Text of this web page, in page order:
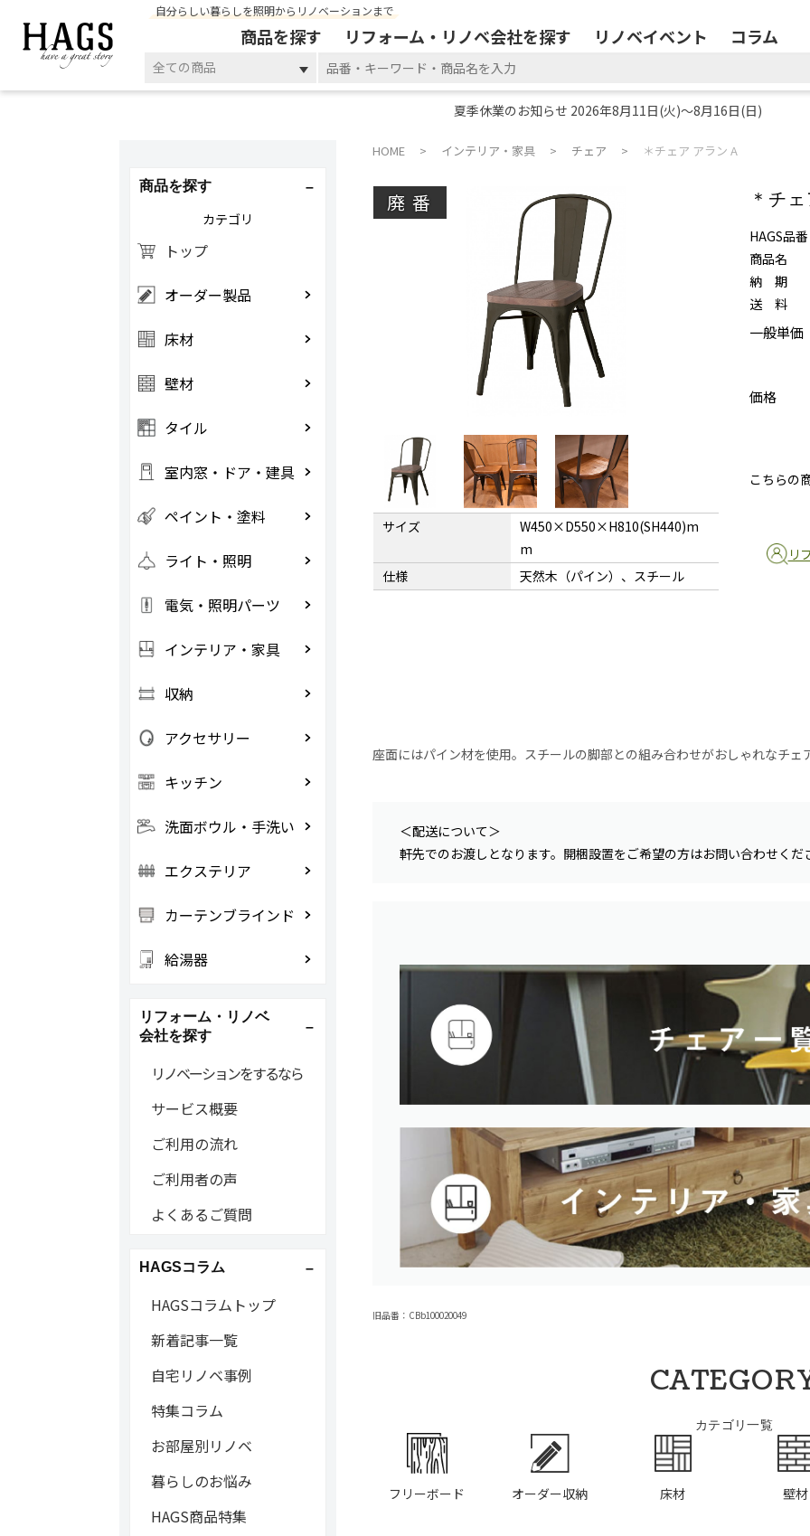
自分らしい暮らしを照明からリノベーションまで
商品を探す リフォーム・リノベ会社を探す リノベイベント コラム
全ての商品
夏季休業のお知らせ 2026年8月11日(火)～8月16日(日)
HOME インテリア・家具 チェア ＊チェア アラン A
廃番
サイズ
W450×D550×H810(SH440)m
m
仕様
天然木（パイン）、スチール
＊チ
HAGS品番
商品名
納 期
送 料
一般単価
価格
こちらの
リ
座面にはパイン材を使用。スチールの脚部との組み合わせがおしゃれなチェ
＜配送について＞
軒先でのお渡しとなります。開梱設置をご希望の方はお問い合わせくだ
旧品番：CBb100020049
カテゴリ一覧
フリーボード オーダー収納 床材 壁材
商品を探す
カテゴリ
トップ
オーダー製品
床材
壁材
タイル
室内窓・ドア・建具
ペイント・塗料
ライト・照明
電気・照明パーツ
インテリア・家具
収納
アクセサリー
キッチン
洗面ボウル・手洗い
エクステリア
カーテンブラインド
給湯器
リフォーム・リノベ
会社を探す
リノベーションをするなら
サービス概要
ご利用の流れ
ご利用者の声
よくあるご質問
HAGSコラム
HAGSコラムトップ
新着記事一覧
自宅リノベ事例
特集コラム
お部屋別リノベ
暮らしのお悩み
HAGS商品特集